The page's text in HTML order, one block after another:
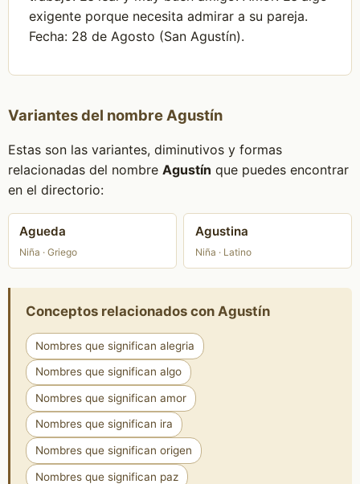
exigente porque necesita admirar a su pareja.
Fecha: 28 de Agosto (San Agustín).
Variantes del nombre Agustín
Estas son las variantes, diminutivos y formas
relacionadas del nombre Agustín que puedes encontrar
en el directorio:
Agueda
Niña · Griego
Agustina
Niña · Latino
Conceptos relacionados con Agustín
Nombres que significan alegria
Nombres que significan algo
Nombres que significan amor
Nombres que significan ira
Nombres que significan origen
Nombres que significan paz